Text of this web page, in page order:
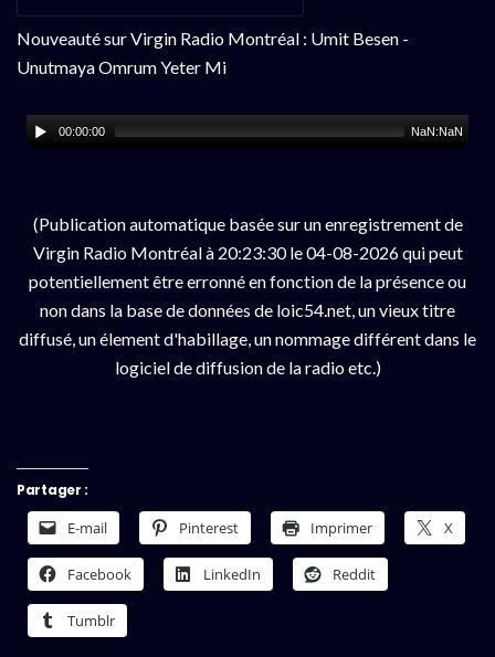
Nouveauté sur Virgin Radio Montréal : Umit Besen -
Unutmaya Omrum Yeter Mi
00:00:00 NaN:NaN
(Publication automatique basée sur un enregistrement de
Virgin Radio Montréal à 20:23:30 le 04-08-2026 qui peut
potentiellement être erronné en fonction de la présence ou
non dans la base de données de loic54.net, un vieux titre
diffusé, un élement d'habillage, un nommage différent dans le
logiciel de diffusion de la radio etc.)
Partager :
E-mail Pinterest Imprimer X
Facebook LinkedIn Reddit
Tumblr